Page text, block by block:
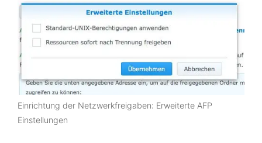
Einrichtung der Netzwerkfreigaben: Erweiterte AFP
Einstellungen